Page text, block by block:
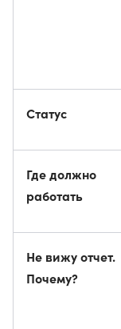
Статус
Где должно
работать
Не вижу отчет.
Почему?